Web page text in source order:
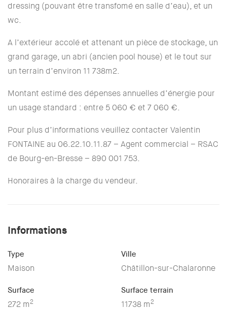
dressing (pouvant être transfomé en salle d’eau), et un
wc.
A l’extérieur accolé et attenant un pièce de stockage, un
grand garage, un abri (ancien pool house) et le tout sur
un terrain d’environ 11 738m2.
Montant estimé des dépenses annuelles d’énergie pour
un usage standard : entre 5 060 € et 7 060 €.
Pour plus d’informations veuillez contacter Valentin
FONTAINE au 06.22.10.11.87 – Agent commercial – RSAC
de Bourg-en-Bresse – 890 001 753.
Honoraires à la charge du vendeur.
Informations
Type
Maison
Ville
Châtillon-sur-Chalaronne
Surface
272 m2
Surface terrain
11738 m2